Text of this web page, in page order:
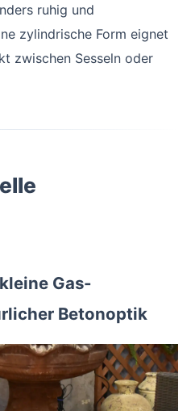
ruhig und
zylindrische Form eignet
zwischen Sesseln oder
Gas-
Betonoptik